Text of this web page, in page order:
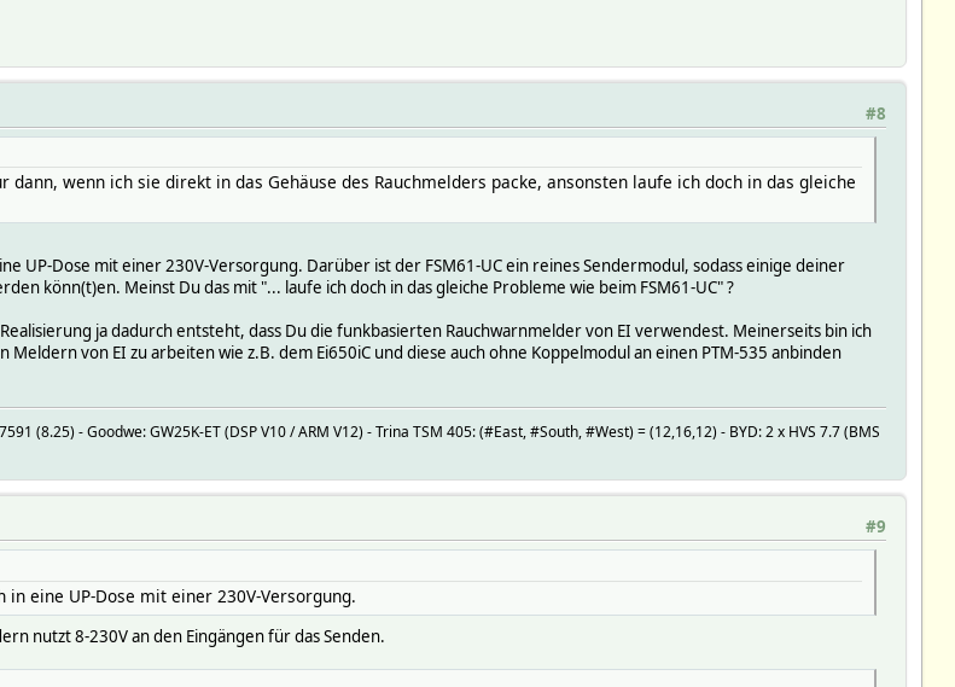
#8
wenn ich sie direkt in das Gehäuse des Rauchmelders packe, ansonsten laufe ich doch in das gleiche
UP-Dose mit einer 230V-Versorgung. Darüber ist der FSM61-UC ein reines Sendermodul, sodass einige deiner
könn(t)en. Meinst Du das mit "... laufe ich doch in das gleiche Probleme wie beim FSM61-UC" ?
ja dadurch entsteht, dass Du die funkbasierten Rauchwarnmelder von EI verwendest. Meinerseits bin ich
von EI zu arbeiten wie z.B. dem Ei650iC und diese auch ohne Koppelmodul an einen PTM-535 anbinden
(8.25) - Goodwe: GW25K-ET (DSP V10 / ARM V12) - Trina TSM 405: (#East, #South, #West) = (12,16,12) - BYD: 2 x HVS 7.7 (BMS
#9
eine UP-Dose mit einer 230V-Versorgung.
nutzt 8-230V an den Eingängen für das Senden.